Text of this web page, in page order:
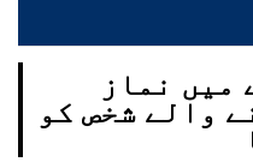
میں نماز
والے شخص کو